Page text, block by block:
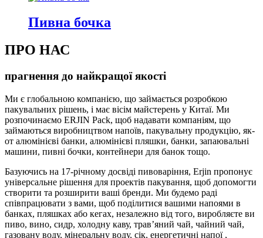
Пивна бочка
ПРО НАС
прагнення до найкращої якості
Ми є глобальною компанією, що займається розробкою
пакувальних рішень, і має вісім майстерень у Китаї. Ми
розпочинаємо ERJIN Pack, щоб надавати компаніям, що
займаються виробництвом напоїв, пакувальну продукцію, як-
от алюмінієві банки, алюмінієві пляшки, банки, запаювальні
машини, пивні бочки, контейнери для банок тощо.
Базуючись на 17-річному досвіді пивоваріння, Erjin пропонує
універсальне рішення для проектів пакування, щоб допомогти
створити та розширити ваші бренди. Ми будемо раді
співпрацювати з вами, щоб поділитися вашими напоями в
банках, пляшках або кегах, незалежно від того, виробляєте ви
пиво, вино, сидр, холодну каву, трав’яний чай, чайний чай,
газовану воду, мінеральну воду, сік, енергетичні напої ,